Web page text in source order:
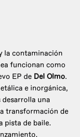
la contaminación
funcionan como
EP de Del Olmo.
e inorgánica,
una
transformación de
pista de baile.